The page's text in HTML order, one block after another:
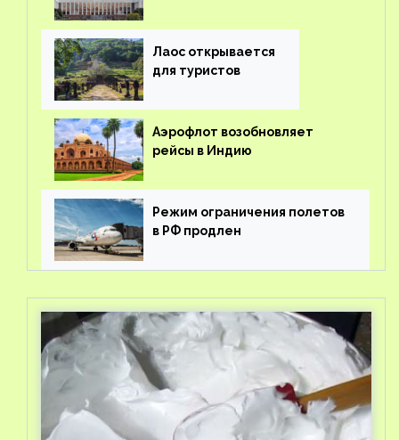
вывоз россиян из-за рубежа
Лаос открывается
для туристов
Аэрофлот возобновляет
рейсы в Индию
Режим ограничения полетов
в РФ продлен